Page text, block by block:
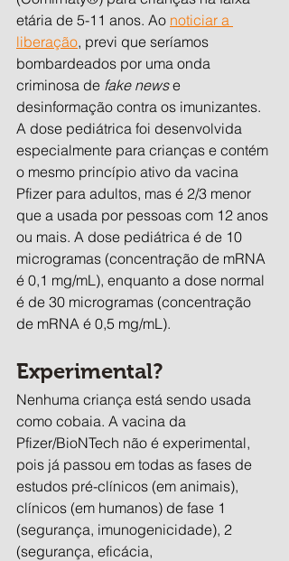
etária de 5-11 anos. Ao noticiar a
liberação, previ que seríamos
bombardeados por uma onda
criminosa de fake news e
desinformação contra os imunizantes.
A dose pediátrica foi desenvolvida
especialmente para crianças e contém
o mesmo princípio ativo da vacina
Pfizer para adultos, mas é 2/3 menor
que a usada por pessoas com 12 anos
ou mais. A dose pediátrica é de 10
microgramas (concentração de mRNA
é 0,1 mg/mL), enquanto a dose normal
é de 30 microgramas (concentração
de mRNA é 0,5 mg/mL).
Experimental?
Nenhuma criança está sendo usada
como cobaia. A vacina da
Pfizer/BioNTech não é experimental,
pois já passou em todas as fases de
estudos pré-clínicos (em animais),
clínicos (em humanos) de fase 1
(segurança, imunogenicidade), 2
(segurança, eficácia,